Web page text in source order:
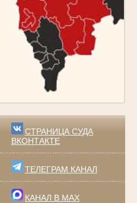
СТРАНИЦА СУДА
ВКОНТАКТЕ
ТЕЛЕГРАМ КАНАЛ
КАНАЛ В MAX